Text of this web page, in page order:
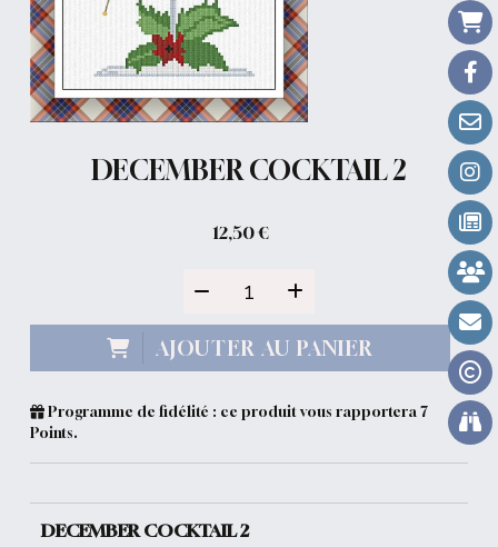
DECEMBER COCKTAIL 2
12,50€
AJOUTER AU PANIER
Programme de fidélité : ce produit vous rapportera7
Points.
DECEMBER COCKTAIL 2